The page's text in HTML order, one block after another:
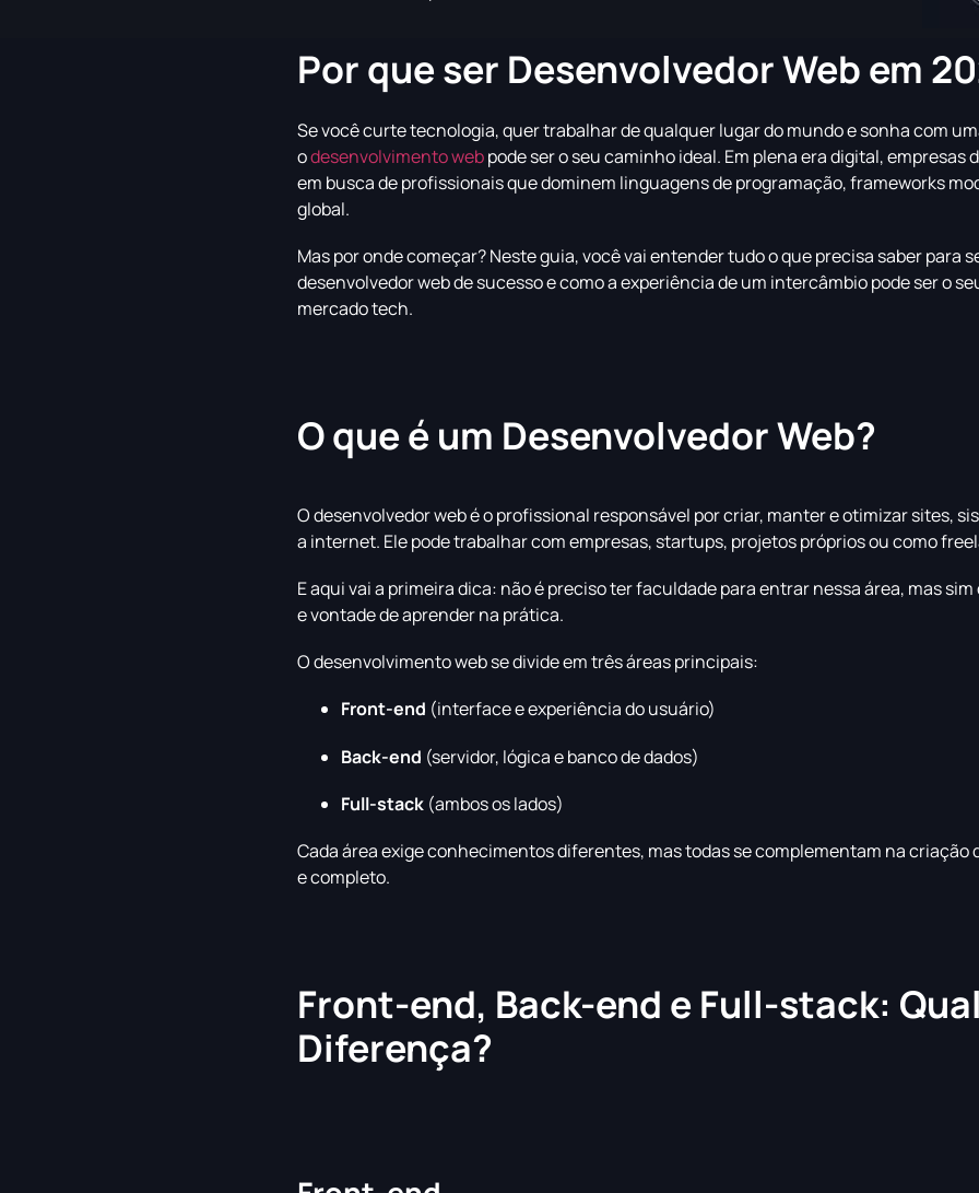
Por que ser Desenvolvedor Web em
Se você curte tecnologia, quer trabalhar de qualquer lugar do mundo e sonha com
odesenvolvimento webpode ser o seu caminho ideal. Em plena era digital, empresas
em busca de profissionais que dominem linguagens de programação, frameworks
global.
Mas por onde começar? Neste guia, você vai entender tudo o que precisa saber para
desenvolvedor web de sucesso e como a experiência de um intercâmbio pode ser o
mercado tech.
O que é um Desenvolvedor Web?
O desenvolvedor web é o profissional responsável por criar, manter e otimizar sites,
a internet. Ele pode trabalhar com empresas, startups, projetos próprios ou como
E aqui vai a primeira dica: não é preciso ter faculdade para entrar nessa área, mas
e vontade de aprender na prática.
O desenvolvimento web se divide em três áreas principais:
Front-end (interface e experiência do usuário)
Back-end (servidor, lógica e banco de dados)
Full-stack (ambos os lados)
Cada área exige conhecimentos diferentes, mas todas se complementam na
e completo.
Front-end, Back-end e Full-stack:
Diferença?